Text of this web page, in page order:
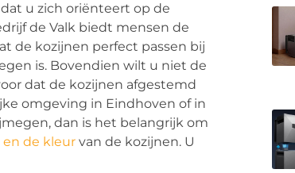
u zich oriënteert op de
de Valk biedt mensen de
de kozijnen perfect passen bij
is. Bovendien wilt u niet de
dat de kozijnen afgestemd
omgeving in Eindhoven of in
dan is het belangrijk om
en de kleur van de kozijnen. U